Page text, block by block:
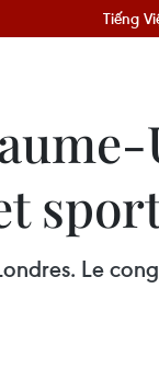
Tiếng
Le